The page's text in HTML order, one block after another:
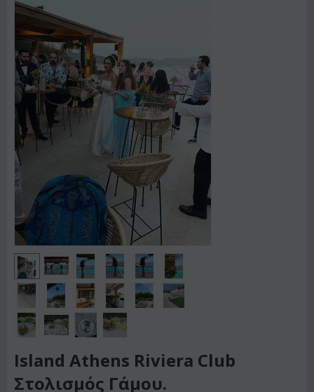
Island Athens Riviera Club
Στολισμός Γάμου.